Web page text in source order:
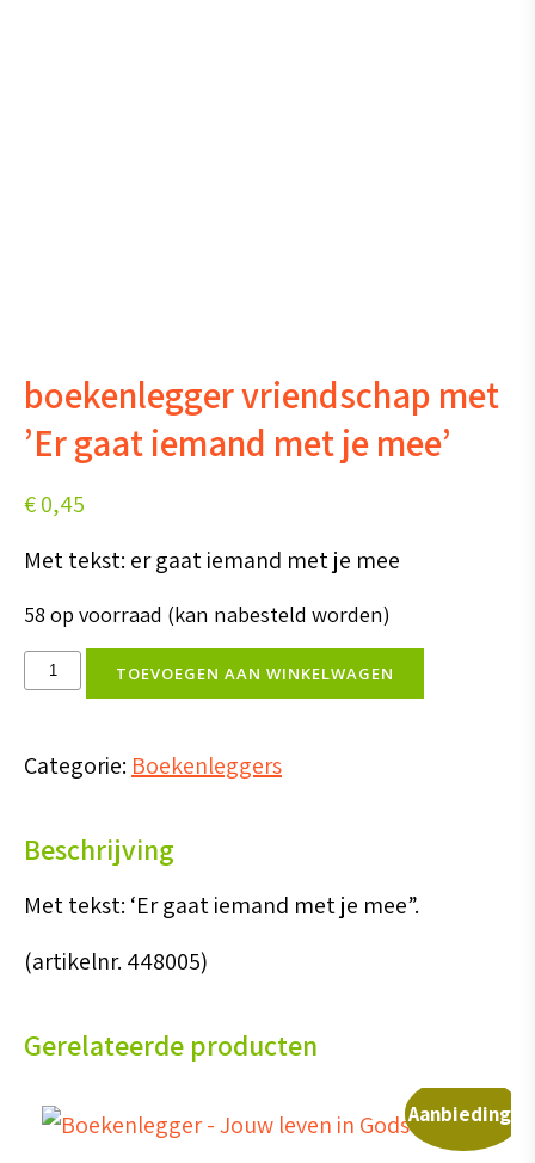
boekenlegger vriendschap met
’Er gaat iemand met je mee’
€0,45
Met tekst: er gaat iemand met je mee
58 op voorraad (kan nabesteld worden)
boekenlegger
vriendschap
’Er
iemand
met
mee’
TOEVOEGEN AAN WINKELWAGEN
Categorie: Boekenleggers
Beschrijving
Met tekst: ‘Er gaat iemand met je mee”.
(artikelnr. 448005)
Gerelateerde producten
Aanbieding!